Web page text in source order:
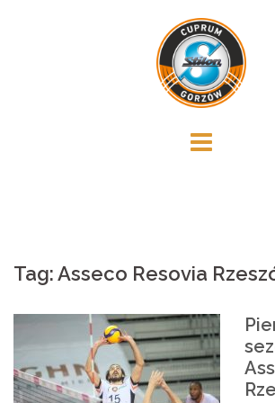
Tag:Asseco Resovia